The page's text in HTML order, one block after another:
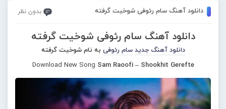
دانلود آهنگ سام رئوفی شوخیت گرفته بدون نظر
دانلود آهنگ سام رئوفی شوخیت گرفته
دانلود آهنگ جدید سام رئوفی به نام شوخیت گرفته
Download New Song Sam Raoofi – Shookhit Gerefte